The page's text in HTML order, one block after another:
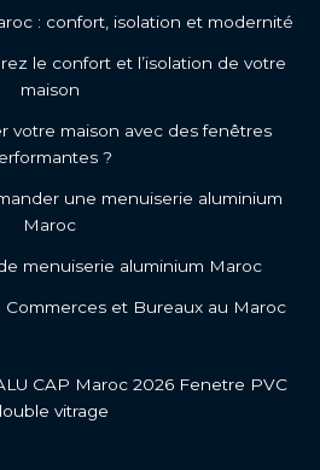
: confort, isolation et modernité
le confort et l’isolation de votre
maison
votre maison avec des fenêtres
?
une menuiserie aluminium
Maroc
menuiserie aluminium Maroc
Commerces et Bureaux au Maroc
CAP Maroc 2026 Fenetre PVC
vitrage